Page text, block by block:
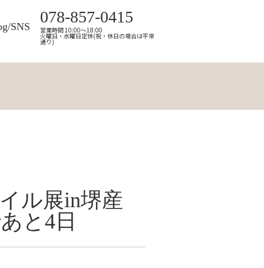
SNS
078-857-0415
営業時間 10:00～18:00
火曜日・水曜日定休(祝・休日の場合は平常
通り)
ル展in堺産
と4日